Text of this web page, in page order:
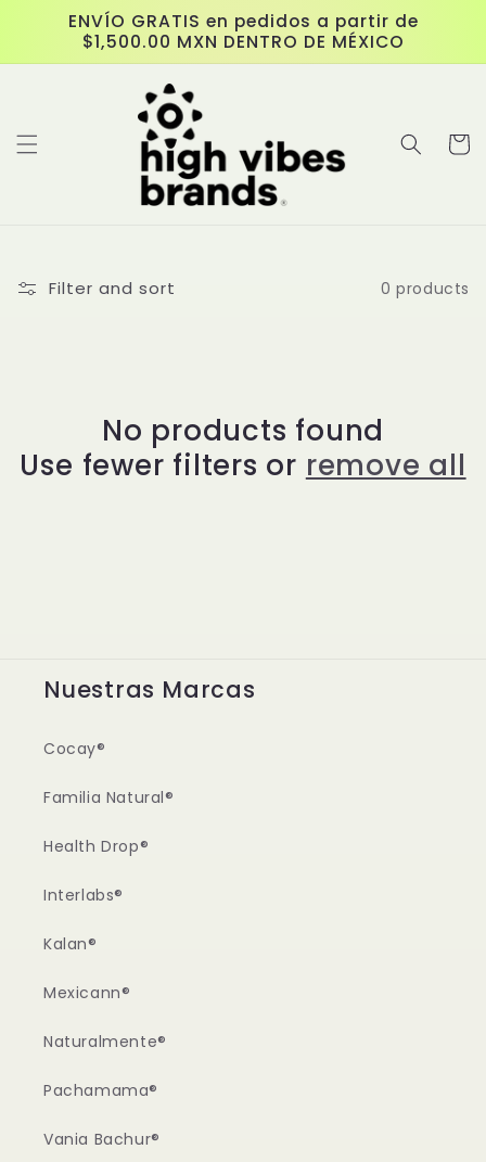
Skip to
content
ENVÍO GRATIS en pedidos a partir de
$1,500.00 MXN DENTRO DE MÉXICO
Cart
Filter and sort 0 products
No products found
Use fewer filters or remove all
Nuestras Marcas
Cocay®
Familia Natural®
Health Drop®
Interlabs®
Kalan®
Mexicann®
Naturalmente®
Pachamama®
Vania Bachur®